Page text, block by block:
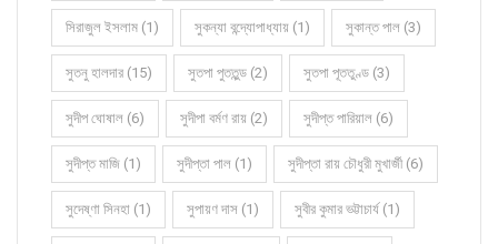
সিরাজুল ইসলাম (1) সুকন্যা বন্দ্যোপাধ্যায় (1) সুকান্ত পাল (3)
সুতনু হালদার (15) সুতপা পুততুন্ড (2) সুতপা পূততুণ্ড (3)
সুদীপ ঘোষাল (6) সুদীপা বর্মণ রায় (2) সুদীপ্ত পারিয়াল (6)
সুদীপ্ত মাজি (1) সুদীপ্তা পাল (1) সুদীপ্তা রায় চৌধুরী মুখার্জী (6)
সুদেষ্ণা সিনহা (1) সুপায়ণ দাস (1) সুবীর কুমার ভট্টাচার্য (1)